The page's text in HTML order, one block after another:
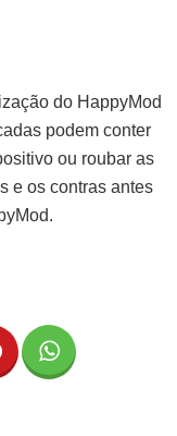
do HappyMod
podem conter
ou roubar as
e os contras antes